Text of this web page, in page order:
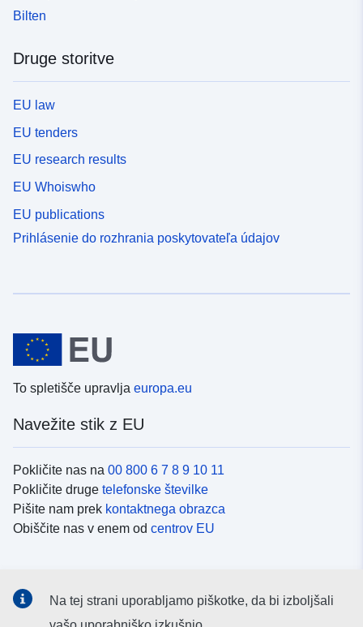
Bilten
Druge storitve
EU law
EU tenders
EU research results
EU Whoiswho
EU publications
Prihlásenie do rozhrania poskytovateľa údajov
To spletišče upravlja europa.eu
Navežite stik z EU
Pokličite nas na 00 800 6 7 8 9 10 11
Pokličite druge telefonske številke
Pišite nam prek kontaktnega obrazca
Obiščite nas v enem od centrov EU
Iskanje podružbenih medijih EU
Na tej strani uporabljamo piškotke, da bi izboljšali